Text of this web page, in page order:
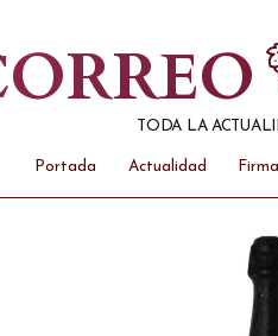
TODA LA
Portada Actualidad